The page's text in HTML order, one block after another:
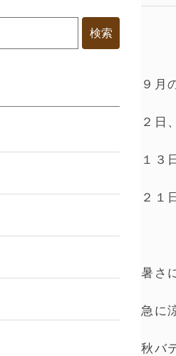
９月
２日
１３
２１
暑さ
急に
秋バ